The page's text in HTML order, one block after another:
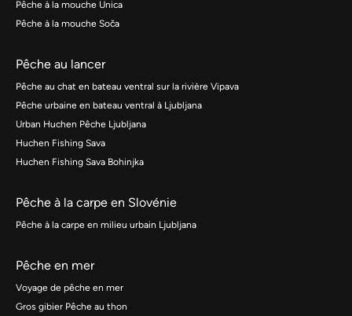
Pêche à la mouche Unica
Pêche à la mouche Soča
Pêche au lancer
Pêche au chat en bateau ventral sur la rivière Vipava
Pêche urbaine en bateau ventral à Ljubljana
Urban Huchen Pêche Ljubljana
Huchen Fishing Sava
Huchen Fishing Sava Bohinjka
Pêche à la carpe en Slovénie
Pêche à la carpe en milieu urbain Ljubljana
Pêche en mer
Voyage de pêche en mer
Gros gibier Pêche au thon